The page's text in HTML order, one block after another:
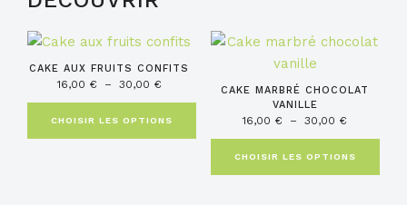
CAKE AUX FRUITS CONFITS
16,00 € – 30,00 €Plage
de
prix :
CHOISIR LES OPTIONS
Ce
produit
plusieurs
variations.
CAKE MARBRÉ CHOCOLAT
VANILLE
16,00 € – 30,00 €
de
prix :
CHOISIR LES OPTIONS
Ce
variations.
options